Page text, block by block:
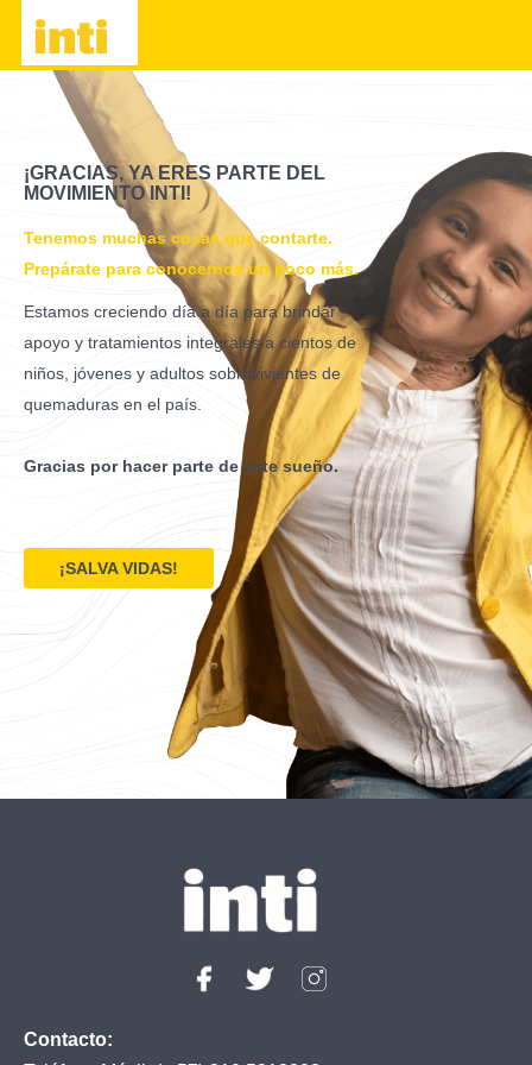
¡GRACIAS, YA ERES PARTE DEL
MOVIMIENTO INTI!
Tenemos muchas cosas que contarte.
Prepárate para conocernos un poco más.
Estamos creciendo día a día para brindar
apoyo y tratamientos integrales a cientos de
niños, jóvenes y adultos sobrevivientes de
quemaduras en el país.
Gracias por hacer parte de este sueño.
¡SALVA VIDAS!
Contacto: